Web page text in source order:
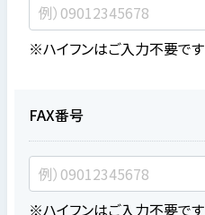
※ハイフンはご入力不要です
FAX番号
※ハイフンはご入力不要です